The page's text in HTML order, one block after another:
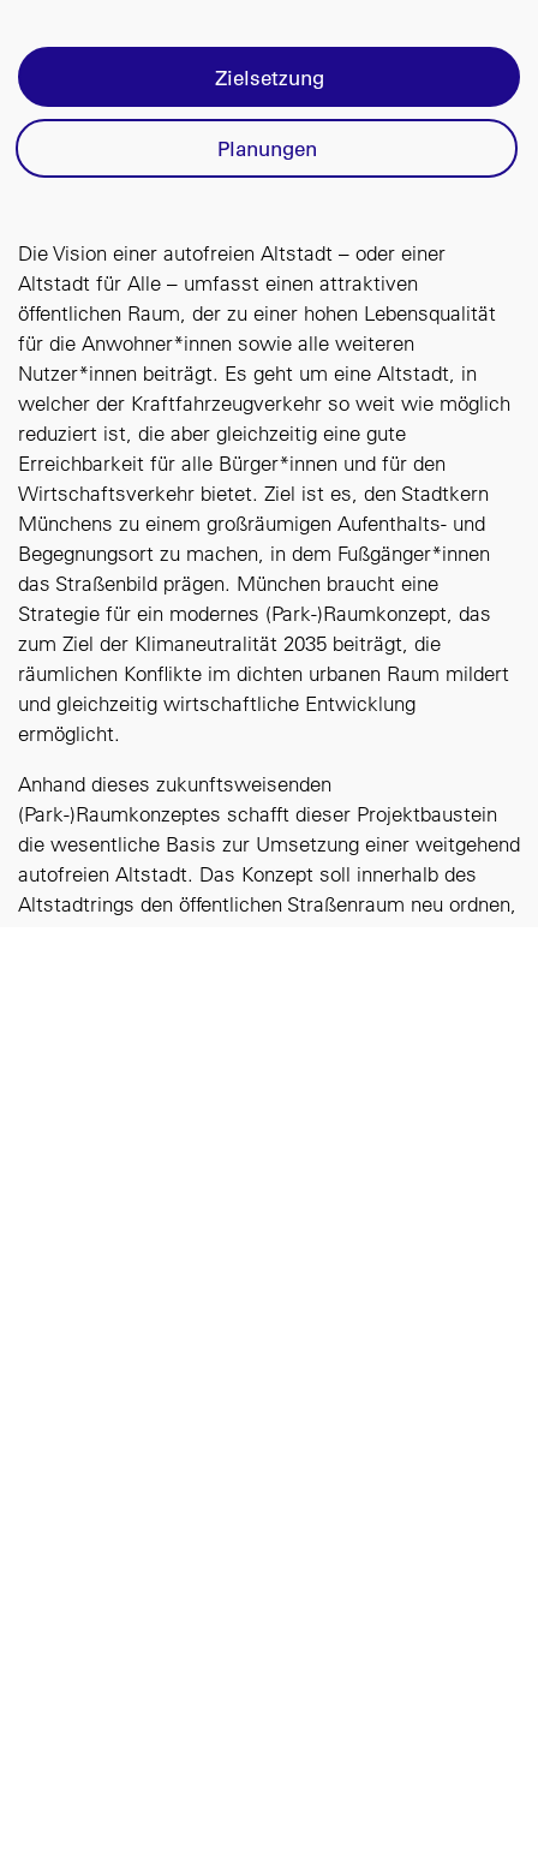
Zielsetzung
Planungen
Die Vision einer autofreien Altstadt – oder einer
Altstadt für Alle – umfasst einen attraktiven
öffentlichen Raum, der zu einer hohen Lebensqualität
für die Anwohner*innen sowie alle weiteren
Nutzer*innen beiträgt. Es geht um eine Altstadt, in
welcher der Kraftfahrzeugverkehr so weit wie möglich
reduziert ist, die aber gleichzeitig eine gute
Erreichbarkeit für alle Bürger*innen und für den
Wirtschaftsverkehr bietet. Ziel ist es, den Stadtkern
Münchens zu einem großräumigen Aufenthalts- und
Begegnungsort zu machen, in dem Fußgänger*innen
das Straßenbild prägen. München braucht eine
Strategie für ein modernes (Park-)Raumkonzept, das
zum Ziel der Klimaneutralität 2035 beiträgt, die
räumlichen Konflikte im dichten urbanen Raum mildert
und gleichzeitig wirtschaftliche Entwicklung
ermöglicht.
Anhand dieses zukunftsweisenden
(Park-)Raumkonzeptes schafft dieser Projektbaustein
die wesentliche Basis zur Umsetzung einer weitgehend
autofreien Altstadt. Das Konzept soll innerhalb des
Altstadtrings den öffentlichen Straßenraum neu ordnen,